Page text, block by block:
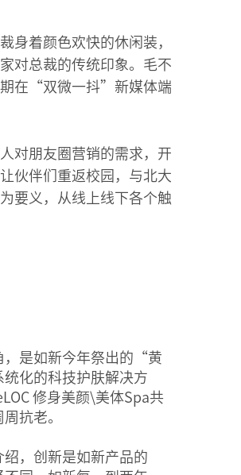
身着颜色欢快的休闲装，
对总裁的传统印象。毛不
期在“双微一抖”新媒体端
对朋友圈营销的需求，开
伙伴们重返校园，与北大
要义，从线上线下各个触
，是如新今年祭出的“黄
化的科技护肤解决方
修身美颜\美体Spa共
抗老。
，创新是如新产品的